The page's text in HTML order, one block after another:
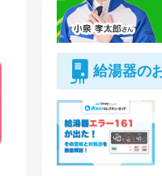
給湯器の